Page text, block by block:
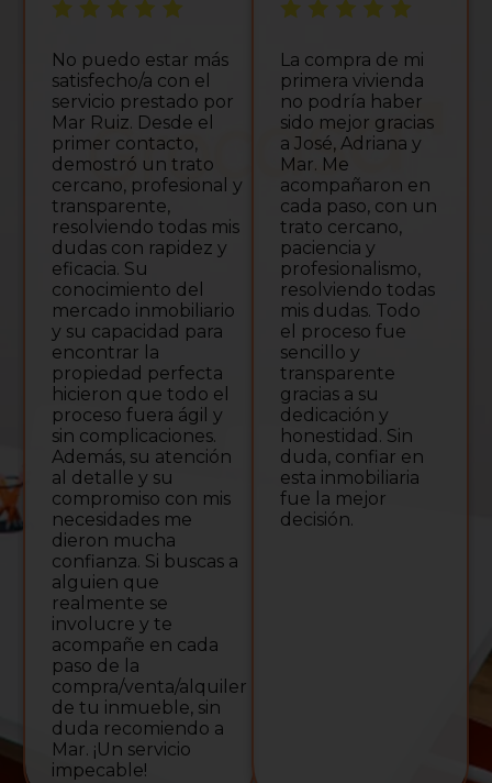
puedo estar más
a con el
prestado por
Ruiz. Desde el
contacto,
un trato
profesional y
todas mis
con rapidez y
Su
del
inmobiliario
capacidad para
la
perfecta
que todo el
fuera ágil y
complicaciones.
su atención
y su
con mis
me
mucha
Si buscas a
que
se
y te
en cada
de la
venta/alquiler
tu inmueble, sin
recomiendo a
¡Un servicio
La compra de mi
primera vivienda
no podría haber
sido mejor gracias
a José, Adriana y
Mar. Me
acompañaron en
cada paso, con un
trato cercano,
paciencia y
profesionalismo,
resolviendo todas
mis dudas. Todo
el proceso fue
sencillo y
transparente
gracias a su
dedicación y
honestidad. Sin
duda, confiar en
esta inmobiliaria
fue la mejor
decisión.